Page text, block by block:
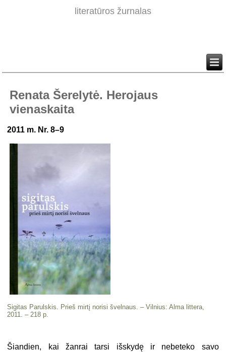
literatūros žurnalas
Renata Šerelytė. Herojaus
vienaskaita
2011 m. Nr. 8–9
Sigitas Parulskis. Prieš mirtį norisi švelnaus. – Vilnius: Alma littera,
2011. – 218 p.
Šiandien, kai žanrai tarsi išskydę ir nebeteko savo